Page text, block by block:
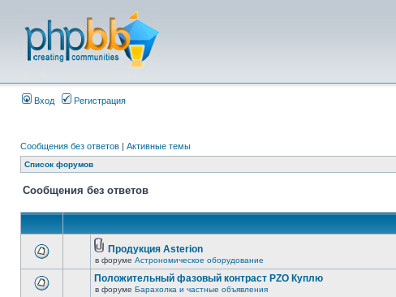
Вход Регистрация
Сообщения без ответов | Активные темы
Список форумов
Сообщения без ответов
Продукция Asterion
в форуме Астрономическое оборудование
Положительный фазовый контраст PZO Куплю
в форуме Барахолка и частные объявления